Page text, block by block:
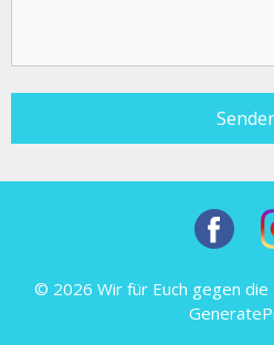
© 2026 Wir für Euch gegen die